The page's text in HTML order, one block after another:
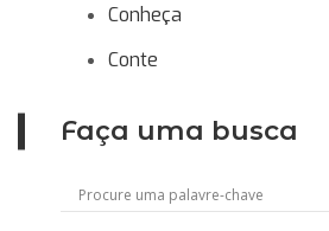
Conheça
Conte
Faça uma busca